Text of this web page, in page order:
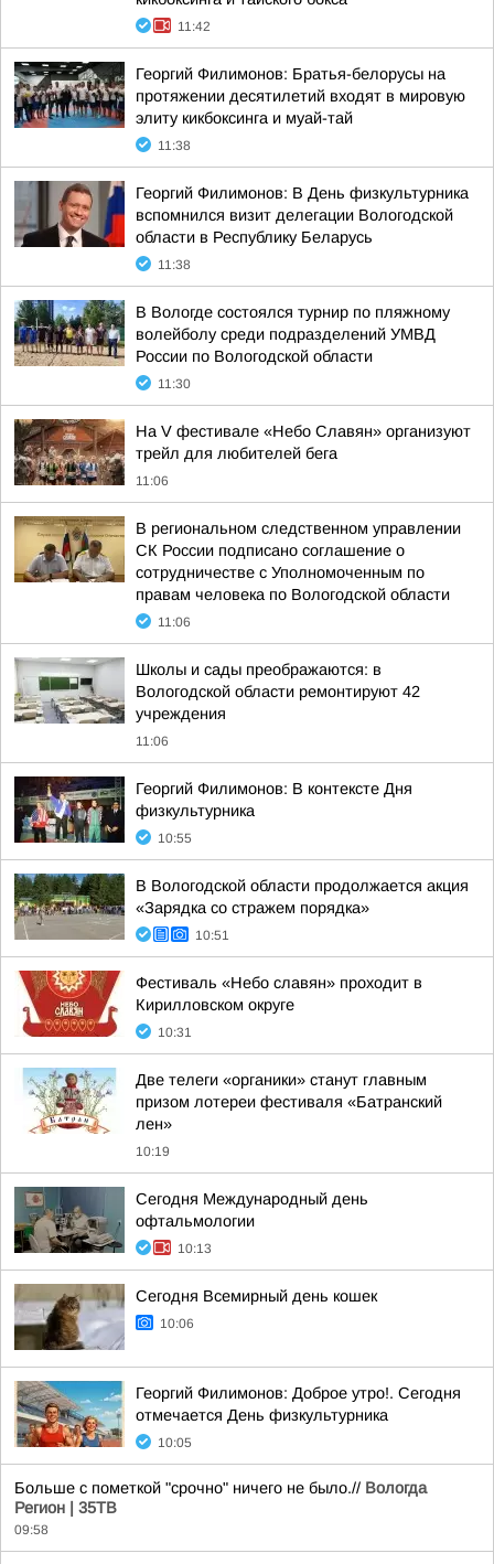
11:42
Георгий Филимонов: Братья-белорусы на
протяжении десятилетий входят в мировую
элиту кикбоксинга и муай-тай
11:38
Георгий Филимонов: В День физкультурника
вспомнился визит делегации Вологодской
области в Республику Беларусь
11:38
В Вологде состоялся турнир по пляжному
волейболу среди подразделений УМВД
России по Вологодской области
11:30
На V фестивале «Небо Славян» организуют
трейл для любителей бега
11:06
В региональном следственном управлении
СК России подписано соглашение о
сотрудничестве с Уполномоченным по
правам человека по Вологодской области
11:06
Школы и сады преображаются: в
Вологодской области ремонтируют 42
учреждения
11:06
Георгий Филимонов: В контексте Дня
физкультурника
10:55
В Вологодской области продолжается акция
«Зарядка со стражем порядка»
10:51
Фестиваль «Небо славян» проходит в
Кирилловском округе
10:31
Две телеги «органики» станут главным
призом лотереи фестиваля «Батранский
лен»
10:19
Сегодня Международный день
офтальмологии
10:13
Сегодня Всемирный день кошек
10:06
Георгий Филимонов: Доброе утро!. Сегодня
отмечается День физкультурника
10:05
Больше с пометкой "срочно" ничего не было.// Вологда
Регион | 35ТВ
09:58